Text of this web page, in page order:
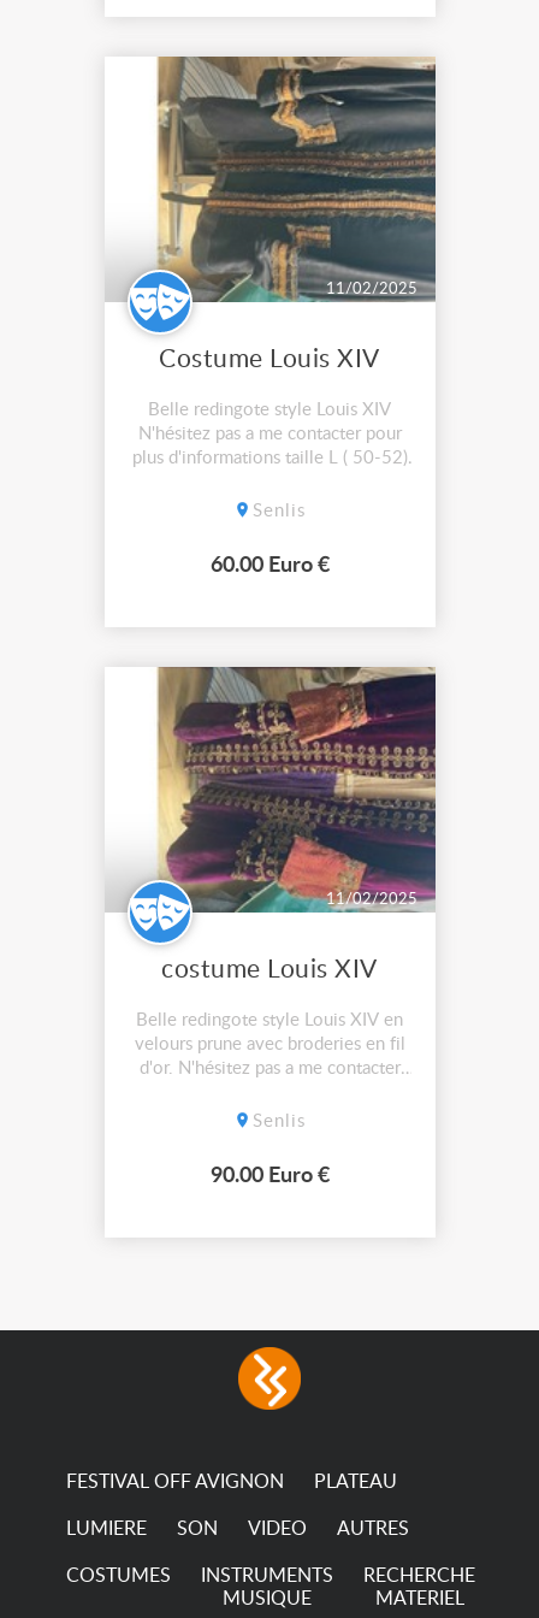
11/02/2025
Costume Louis XIV
Belle redingote style Louis XIV
N'hésitez pas a me contacter pour
plus d'informations taille L ( 50-52)
Senlis
60.00 Euro €
11/02/2025
costume Louis XIV
Belle redingote style Louis XIV en
velours prune avec broderies en fil
d'or. N'hésitez pas a me contacter
approx velours dévoré en haut des
Senlis
90.00 Euro €
FESTIVAL OFF AVIGNON PLATEAU
LUMIERE SON VIDEO AUTRES
COSTUMES
INSTRUMENTS
MUSIQUE
RECHERCHE
MATERIEL